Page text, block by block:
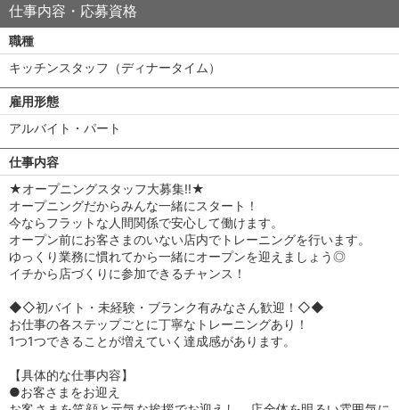
仕事内容・応募資格
職種
キッチンスタッフ（ディナータイム）
雇用形態
アルバイト・パート
仕事内容
★オープニングスタッフ大募集!!★
オープニングだからみんな一緒にスタート！
今ならフラットな人間関係で安心して働けます。
オープン前にお客さまのいない店内でトレーニングを行います。
ゆっくり業務に慣れてから一緒にオープンを迎えましょう◎
イチから店づくりに参加できるチャンス！
◆◇初バイト・未経験・ブランク有みなさん歓迎！◇◆
お仕事の各ステップごとに丁寧なトレーニングあり！
1つ1つできることが増えていく達成感があります。
【具体的な仕事内容】
●お客さまをお迎え